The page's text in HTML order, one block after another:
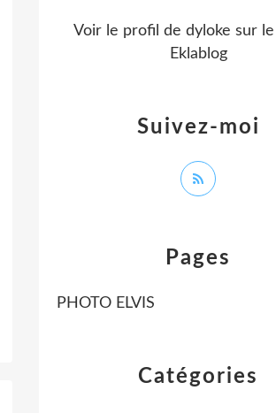
Catégories
Pages
PHOTO ELVIS
Suivez-moi
Voir le profil de dyloke sur
Eklablog